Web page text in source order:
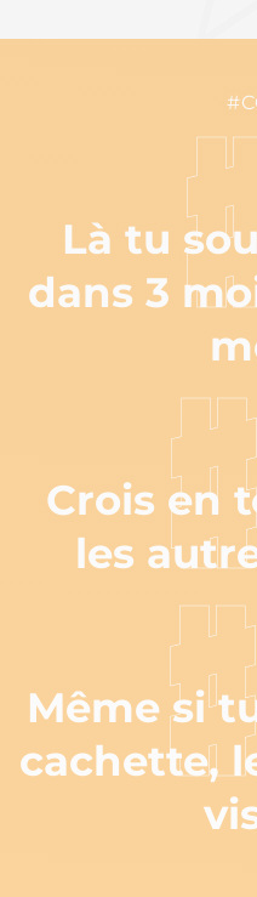
Là tu
dans 3
Crois en
les
Même si
cachette,